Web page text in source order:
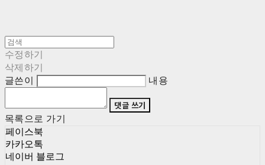
수정하기
삭제하기
글쓴이
내용
댓글 쓰기
목록으로 가기
페이스북
카카오톡
네이버 블로그